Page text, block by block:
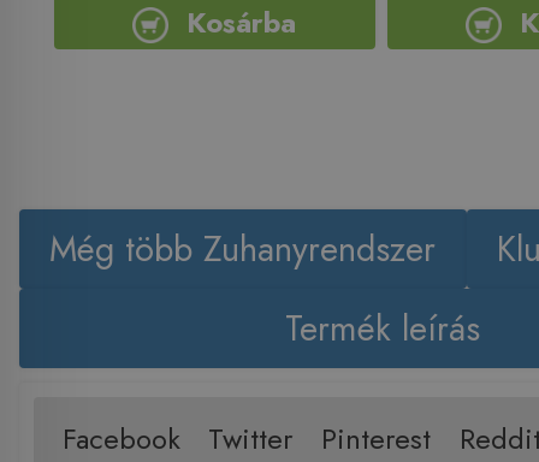
Kosárba
Még több Zuhanyrendszer
Termék leírás
Facebook Twitter Pinterest